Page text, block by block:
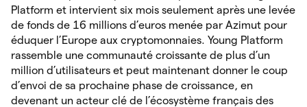
Platform et intervient six mois seulement après une levée
de fonds de 16 millions d’euros menée par Azimut pour
éduquer l’Europe aux cryptomonnaies. Young Platform
rassemble une communauté croissante de plus d’un
million d’utilisateurs et peut maintenant donner le coup
d’envoi de sa prochaine phase de croissance, en
devenant un acteur clé de l’écosystème français des